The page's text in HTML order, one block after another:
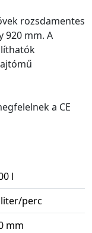
rozsdamentes
920 mm. A
a CE
l
perc
mm